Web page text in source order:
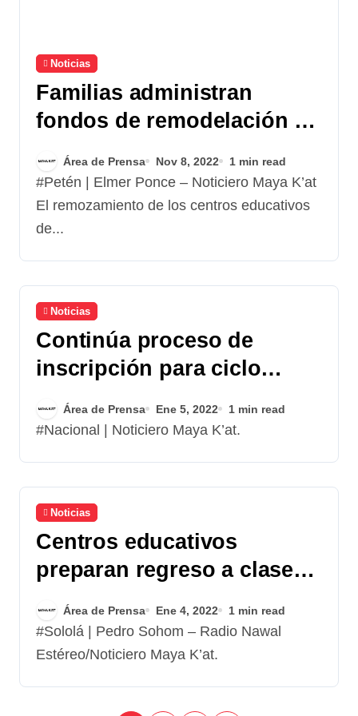
Noticias
Familias administran
fondos de remodelación de
escuelas
Área de Prensa Nov 8, 2022 1 min read
#Petén | Elmer Ponce – Noticiero Maya K’at
El remozamiento de los centros educativos
de...
Noticias
Continúa proceso de
inscripción para ciclo
escolar 2022
Área de Prensa Ene 5, 2022 1 min read
#Nacional | Noticiero Maya K’at.
Noticias
Centros educativos
preparan regreso a clases
en modalidad híbrida
Área de Prensa Ene 4, 2022 1 min read
#Sololá | Pedro Sohom – Radio Nawal
Estéreo/Noticiero Maya K’at.